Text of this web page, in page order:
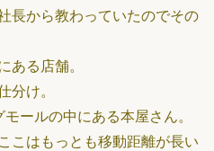
長から教わっていたのでその
ある店舗。
分け。
ールの中にある本屋さん。
こはもっとも移動距離が長い